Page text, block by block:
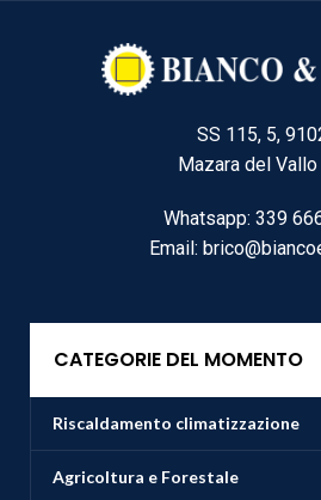
SS 115, 5,
Mazara del Vallo
Whatsapp: 339
Email:
CATEGORIE DEL MOMENTO
Riscaldamento climatizzazione
Agricoltura e Forestale